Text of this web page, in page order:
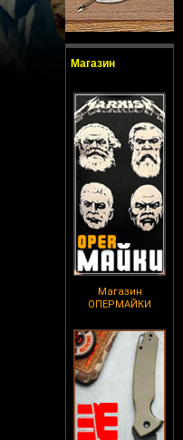
Магазин
Магазин
ОПЕРМАЙКИ